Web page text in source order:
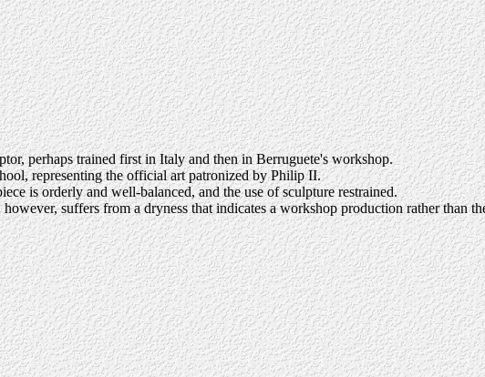
perhaps trained first in Italy and then in Berruguete's workshop.
representing the official art patronized by Philip II.
is orderly and well-balanced, and the use of sculpture restrained.
suffers from a dryness that indicates a workshop production rather than